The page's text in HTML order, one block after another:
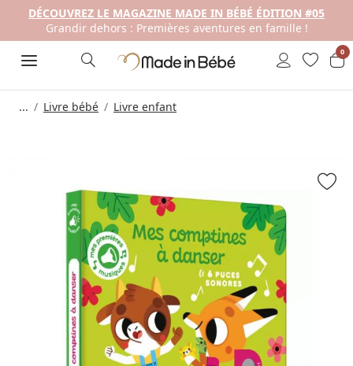
DÉCOUVREZ LE MAGAZINE MADE IN BÉBÉ ÉDITION #05
Grandir dehors : Premières aventures en famille !
0
... Livre bébé Livre enfant